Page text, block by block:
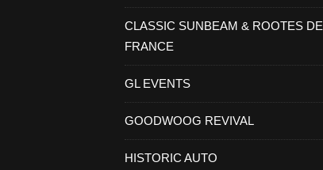
CLASSIC SUNBEAM & ROOTES DE
FRANCE
GL EVENTS
GOODWOOG REVIVAL
HISTORIC AUTO